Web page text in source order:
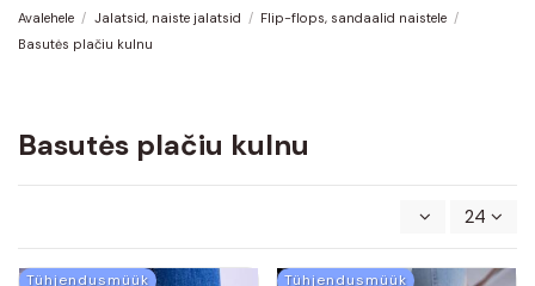
Avalehele Jalatsid, naiste jalatsid
Flip-flops, sandaalid naistele
Basutės plačiu kulnu
Basutės plačiu kulnu
24
Tühjendusmüük
Tühjendusmüük